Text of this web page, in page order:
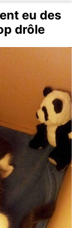
eu des
drôle